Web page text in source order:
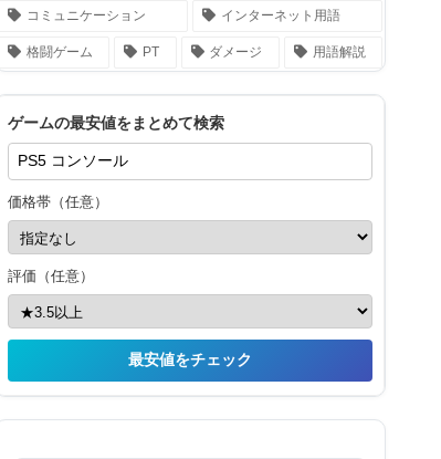
コミュニケーション インターネット用語
格闘ゲーム PT ダメージ 用語解説
ゲームの最安値をまとめて検索
価格帯（任意）
評価（任意）
最安値をチェック